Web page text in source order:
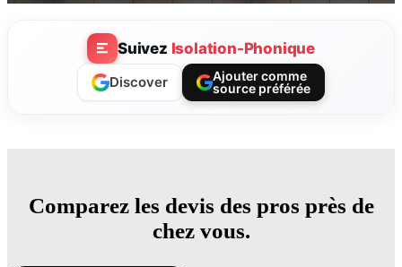
Suivez Isolation-Phonique
Discover
Ajouter comme
source préférée
Comparez les devis des pros près de
chez vous.